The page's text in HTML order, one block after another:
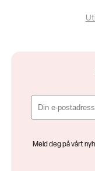
Meld deg på vårt